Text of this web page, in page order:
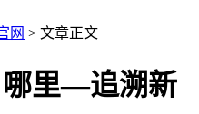
网 > 文章正文
哪里—追溯新